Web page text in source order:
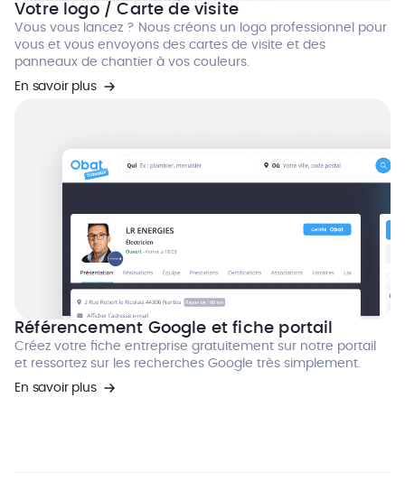
Votre logo / Carte de visite
Vous vous lancez ? Nous créons un logo professionnel pour
vous et vous envoyons des cartes de visite et des
panneaux de chantier à vos couleurs.
En savoir plus
Référencement Google et fiche portail
Créez votre fiche entreprise gratuitement sur notre portail
et ressortez sur les recherches Google très simplement.
En savoir plus